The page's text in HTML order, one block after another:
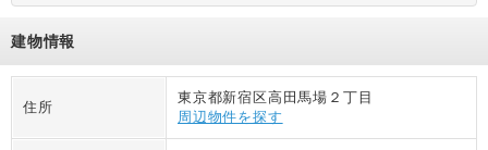
建物情報
住所
東京都新宿区高田馬場２丁目
周辺物件を探す